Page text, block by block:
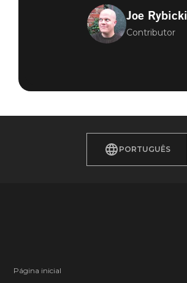
Joe Rybicki
Contributor
PORTUGUÊS
Página inicial